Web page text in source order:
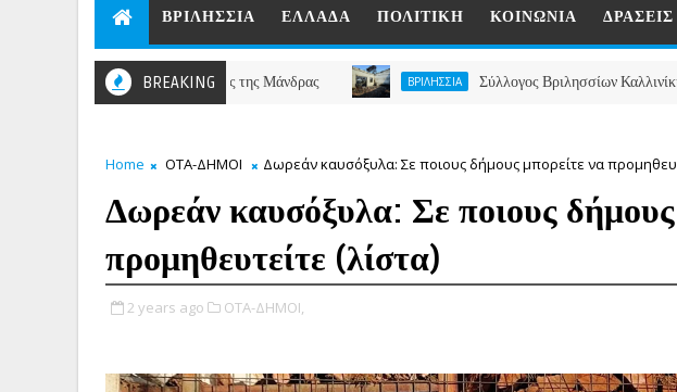
ΒΡΙΛΗΣΣΙΑ ΕΛΛΑΔΑ ΠΟΛΙΤΙΚΗ ΚΟΙΝΩΝΙΑ ΔΡΑΣΕΙΣ
BREAKING
για τους πυρόπληκτους της Μάνδρας ΒΡΙΛΗΣΣΙΑ Σύλλογος Βριλησσίων Καλλινίκη :
Home ΟΤΑ-ΔΗΜΟΙ Δωρεάν καυσόξυλα: Σε ποιους δήμους μπορείτε να
Δωρεάν καυσόξυλα: Σε ποιους δήμους
προμηθευτείτε (λίστα)
2 years ago ΟΤΑ-ΔΗΜΟΙ,